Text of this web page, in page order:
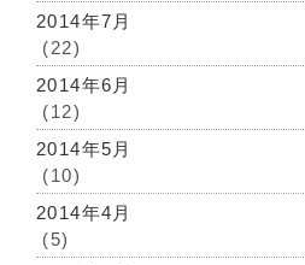
2014年7月
(22)
2014年6月
(12)
2014年5月
(10)
2014年4月
(5)